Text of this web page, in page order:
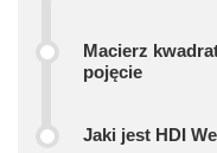
Macierz
pojęcie
Jaki jest HDI